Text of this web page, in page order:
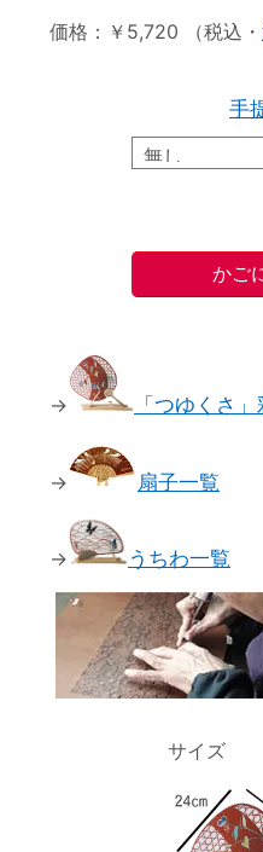
価格：￥5,720 （税込・
手
→ 「つゆくさ
→ 扇子一覧
→ うちわ一覧
サイズ